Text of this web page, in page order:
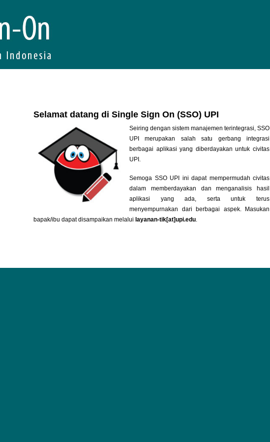
Selamat datang di Single Sign On (SSO) UPI
Seiring dengan sistem manajemen terintegrasi, SSO
UPI merupakan salah satu gerbang integrasi
berbagai aplikasi yang diberdayakan untuk civitas
UPI.
Semoga SSO UPI ini dapat mempermudah civitas
dalam memberdayakan dan menganalisis hasil
aplikasi yang ada, serta untuk terus
menyempurnakan dari berbagai aspek. Masukan
bapak/ibu dapat disampaikan melalui layanan-tik[at]upi.edu.